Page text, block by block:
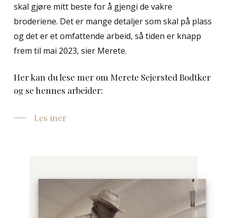
skal gjøre mitt beste for å gjengi de vakre
broderiene. Det er mange detaljer som skal på plass
og det er et omfattende arbeid, så tiden er knapp
frem til mai 2023, sier Merete.
Her kan du lese mer om Merete Sejersted Bodtker
og se hennes arbeider:
Les mer